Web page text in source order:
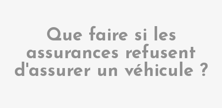
Que faire si les
assurances refusent
d'assurer un véhicule ?